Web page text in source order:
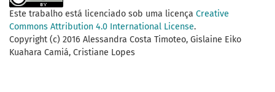
Este trabalho está licenciado sob uma licença Creative
Commons Attribution 4.0 International License.
Copyright (c) 2016 Alessandra Costa Timoteo, Gislaine Eiko
Kuahara Camiá, Cristiane Lopes